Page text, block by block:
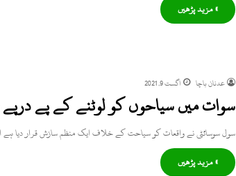
» مزید پڑھیں
عدنان باچا اگست 9, 2021
سوات میں سیاحوں کو لوٹنے کے پے
سول سوسائٹی نے واقعات کو سیاحت کے خلاف ایک منظم سازش قرار دیا ہے
» مزید پڑھیں